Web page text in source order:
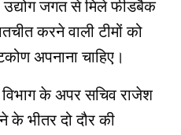
उद्योग जगत से मिले फीडबैक
करने वाली टीमों को
अपनाना चाहिए।
विभाग के अपर सचिव राजेश
के भीतर दो दौर की